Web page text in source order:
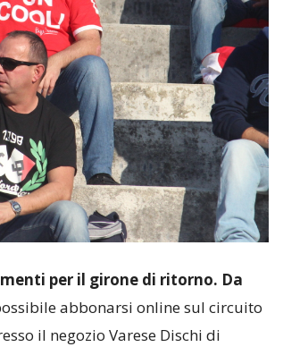
per il girone di ritorno. Da
abbonarsi online sul circuito
il negozio Varese Dischi di